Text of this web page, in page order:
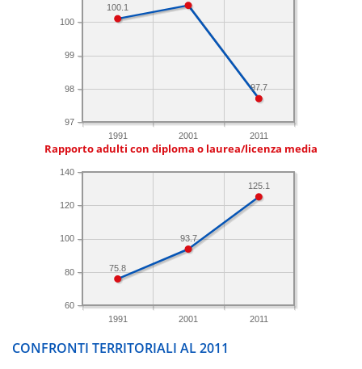
1991 2001 2011
97
98
99
100
97.7
100.1
Rapporto adulti con diploma o laurea/licenza media
1991 2001 2011
60
80
100
120
140
125.1
93.7
75.8
CONFRONTI TERRITORIALI AL 2011